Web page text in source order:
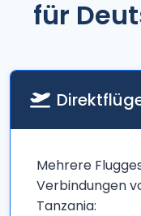
für
Mehrere
Verbindungen
Tanzania: